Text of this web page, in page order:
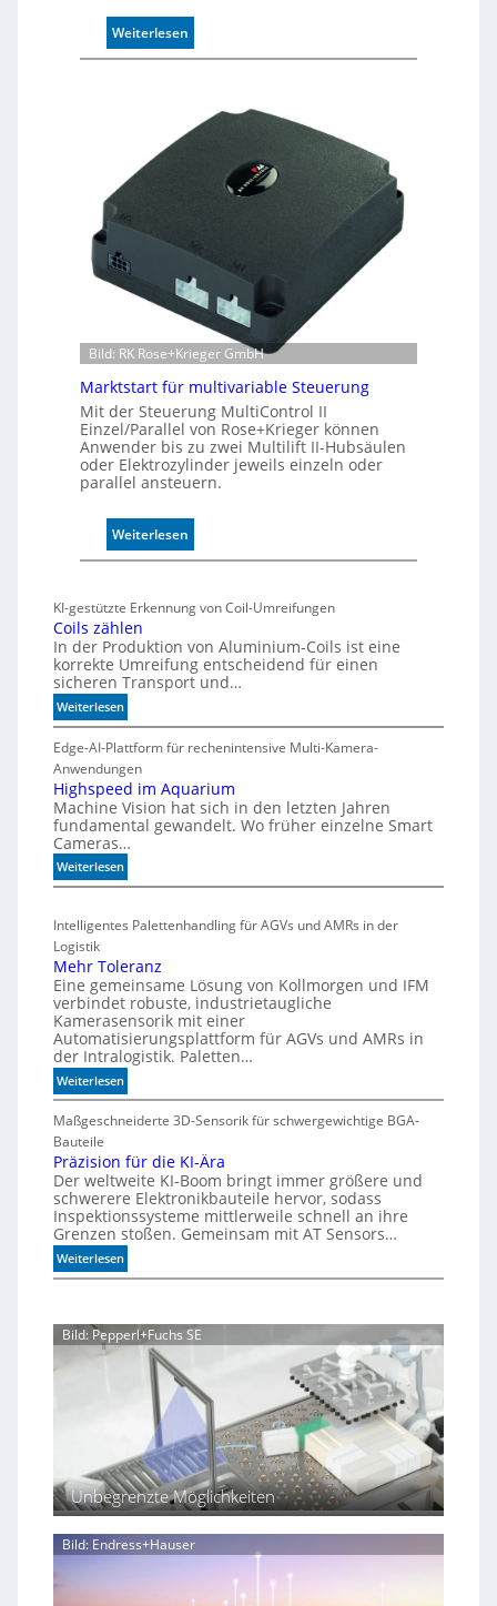
n
d
4
Weiterlesen:
I
k
e
g
s
e
n
s
o
r
ü
b
r
w
a
t
t
h
e
m
i
c
h
e
e
e
h
n
n
g
n
Bild: RK Rose+Krieger GmbH
Marktstart für multivariable Steuerung
Mit der Steuerung MultiControl II
Einzel/Parallel von Rose+Krieger können
Anwender bis zu zwei Multilift II-Hubsäulen
oder Elektrozylinder jeweils einzeln oder
parallel ansteuern.
Weiterlesen:
M
k
s
t
r
t
ü
r
m
t
v
r
a
b
l
S
t
u
e
r
u
KI-gestützte Erkennung von Coil-Umreifungen
Coils zählen
In der Produktion von Aluminium-Coils ist eine
korrekte Umreifung entscheidend für einen
sicheren Transport und…
Weiterlesen:
C
o
i
l
s
z
ä
h
l
n
Edge-AI-Plattform für rechenintensive Multi-Kamera-
Anwendungen
Highspeed im Aquarium
Machine Vision hat sich in den letzten Jahren
fundamental gewandelt. Wo früher einzelne Smart
Cameras…
Weiterlesen:
H
g
s
p
e
e
d
i
m
A
q
a
r
i
u
m
Intelligentes Palettenhandling für AGVs und AMRs in der
Logistik
Mehr Toleranz
Eine gemeinsame Lösung von Kollmorgen und IFM
verbindet robuste, industrietaugliche
Kamerasensorik mit einer
Automatisierungsplattform für AGVs und AMRs in
der Intralogistik. Paletten…
Weiterlesen:
M
e
r
T
o
l
e
r
a
Maßgeschneiderte 3D-Sensorik für schwergewichtige BGA-
Bauteile
Präzision für die KI-Ära
Der weltweite KI-Boom bringt immer größere und
schwerere Elektronikbauteile hervor, sodass
Inspektionssysteme mittlerweile schnell an ihre
Grenzen stoßen. Gemeinsam mit AT Sensors…
Weiterlesen:
P
z
f
ü
r
d
i
e
Bild: Pepperl+Fuchs SE
Unbegrenzte Möglichkeiten
Bild: Endress+Hauser